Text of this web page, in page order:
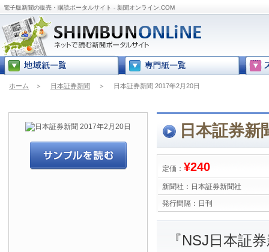
電子版新聞の販売・購読ポータルサイト - 新聞オンライン.COM
ホーム ＞ 日本証券新聞 ＞ 日本証券新聞 2017年2月20日
日本証券新
定価： ¥240
新聞社： 日本証券新聞社
発行間隔： 日刊
『NSJ日本証